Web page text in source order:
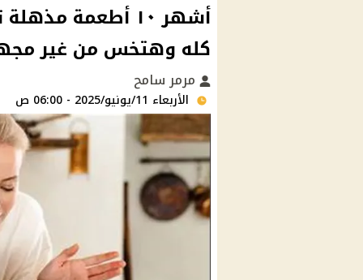
أشهر ١٠ أطعمة
كله وهتخس من غير
مرمر سامح
الأربعاء 11/يونيو/2025 - 06:00 ص